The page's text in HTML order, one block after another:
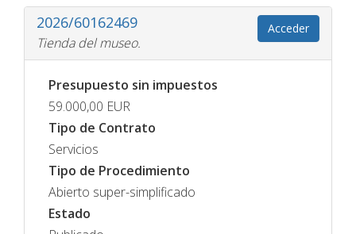
2026/60162469
Tienda del museo.
Acceder
Presupuesto sin impuestos
59.000,00 EUR
Tipo de Contrato
Servicios
Tipo de Procedimiento
Abierto super-simplificado
Estado